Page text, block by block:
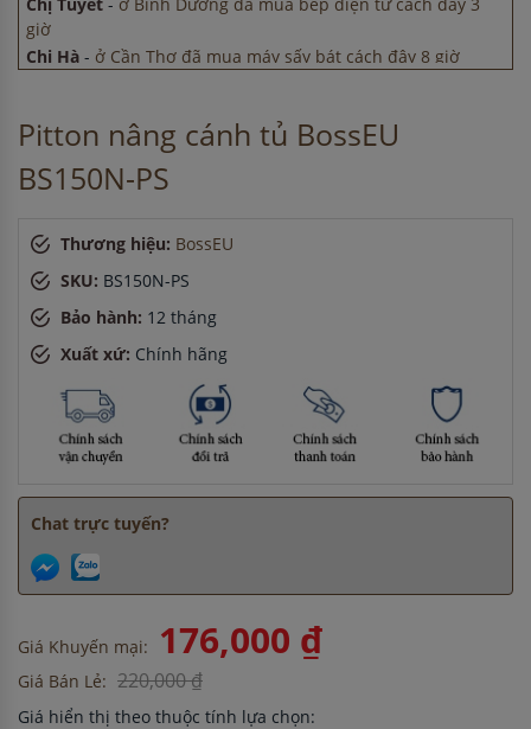
giờ
Chị Hà
ở Cần Thơ đã mua máy sấy bát cách đây 8 giờ
15 phút
ở Hải Dương đã đặt lò vi sóng cách đây 2 giờ
Pitton nâng cánh tủ BossEU
BS150N-PS
Thương hiệu: BossEU
SKU: BS150N-PS
Bảo hành: 12 tháng
Xuất xứ: Chính hãng
Chat trực tuyến?
Giá Khuyến mại: 176,000 ₫
Giá Bán Lẻ: 220,000 ₫
Giá hiển thị theo thuộc tính lựa chọn: